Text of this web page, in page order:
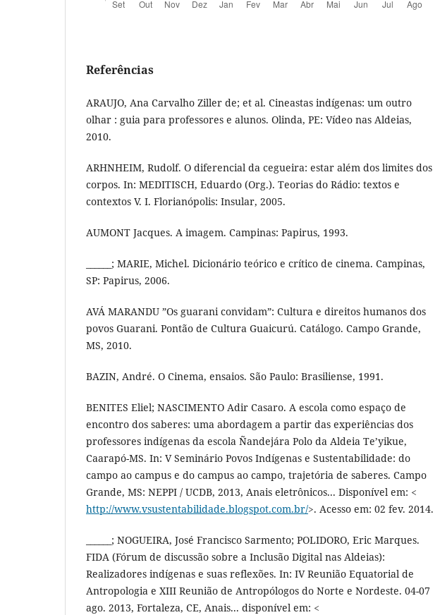
Referências
ARAUJO, Ana Carvalho Ziller de; et al. Cineastas indígenas: um outro
olhar : guia para professores e alunos. Olinda, PE: Vídeo nas Aldeias,
2010.
ARHNHEIM, Rudolf. O diferencial da cegueira: estar além dos limites dos
corpos. In: MEDITISCH, Eduardo (Org.). Teorias do Rádio: textos e
contextos V. I. Florianópolis: Insular, 2005.
AUMONT Jacques. A imagem. Campinas: Papirus, 1993.
______; MARIE, Michel. Dicionário teórico e crítico de cinema. Campinas,
SP: Papirus, 2006.
AVÁ MARANDU ”Os guarani convidam”: Cultura e direitos humanos dos
povos Guarani. Pontão de Cultura Guaicurú. Catálogo. Campo Grande,
MS, 2010.
BAZIN, André. O Cinema, ensaios. São Paulo: Brasiliense, 1991.
BENITES Eliel; NASCIMENTO Adir Casaro. A escola como espaço de
encontro dos saberes: uma abordagem a partir das experiências dos
professores indígenas da escola Ñandejára Polo da Aldeia Te’yikue,
Caarapó-MS. In: V Seminário Povos Indígenas e Sustentabilidade: do
campo ao campus e do campus ao campo, trajetória de saberes. Campo
Grande, MS: NEPPI / UCDB, 2013, Anais eletrônicos... Disponível em: <
http://www.vsustentabilidade.blogspot.com.br/>. Acesso em: 02 fev. 2014.
______; NOGUEIRA, José Francisco Sarmento; POLIDORO, Eric Marques.
FIDA (Fórum de discussão sobre a Inclusão Digital nas Aldeias):
Realizadores indígenas e suas reflexões. In: IV Reunião Equatorial de
Antropologia e XIII Reunião de Antropólogos do Norte e Nordeste. 04-07
ago. 2013, Fortaleza, CE, Anais... disponível em: <